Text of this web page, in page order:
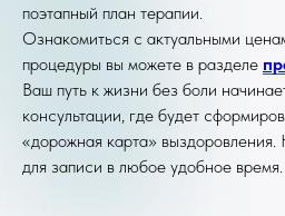
поэтапный план терапии.
Ознакомиться с актуальными
процедуры вы можете в разделе
Ваш путь к жизни без боли
консультации, где будет
«дорожная карта»
для записи в любое удобное время.